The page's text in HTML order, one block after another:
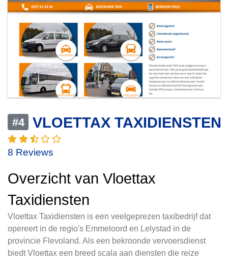
#4 VLOETTAX TAXIDIENSTEN
8 Reviews
Overzicht van Vloettax
Taxidiensten
Vloettax Taxidiensten is een veelgeprezen taxibedrijf dat
opereert in de regio's Emmeloord en Lelystad in de
provincie Flevoland. Als een bekroonde vervoersdienst
biedt Vloettax een breed scala aan diensten die reize